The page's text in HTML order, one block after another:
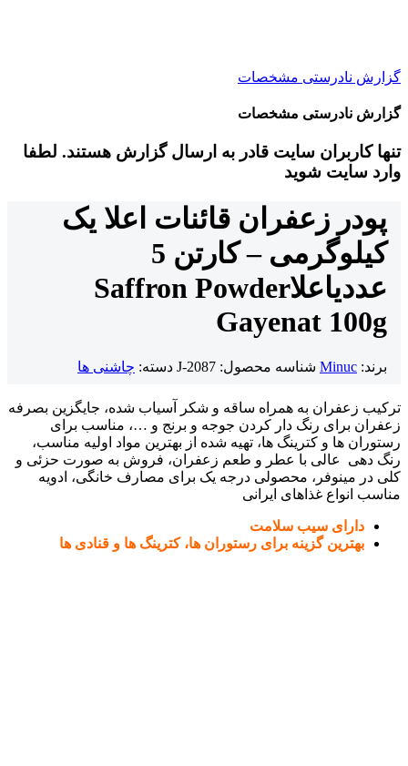
گزارش نادرستی مشخصات
گزارش نادرستی مشخصات
تنها کاربران سایت قادر به ارسال گزارش هستند. لطفا
وارد سایت شوید
پودر زعفران قائنات اعلا یک
کیلوگرمی – کارتن 5
عددیاعلاSaffron Powder
Gayenat 100g
برند: Minuc شناسه محصول: J-2087 دسته: چاشنی ها
ترکیب زعفران به همراه ساقه و شکر آسیاب شده، جایگزین بصرفه
زعفران برای رنگ دار کردن جوجه و برنج و …، مناسب برای
رستوران ها و کترینگ ها، تهیه شده از بهترین مواد اولیه مناسب،
رنگ دهی عالی با عطر و طعم زعفران، فروش به صورت حزئی و
کلی در مینوفر، محصولی درجه یک برای مصارف خانگی، ادویه
مناسب انواع غذاهای ایرانی
دارای سیب سلامت
بهترین گزینه برای رستوران ها، کترینگ ها و قنادی ها